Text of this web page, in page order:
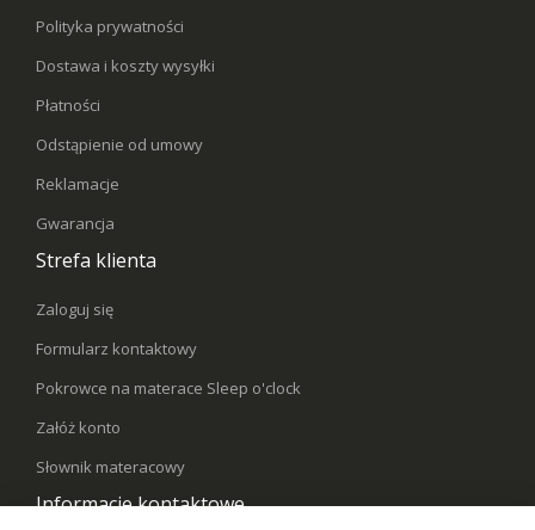
Polityka prywatności
Dostawa i koszty wysyłki
Płatności
Odstąpienie od umowy
Reklamacje
Gwarancja
Strefa klienta
Zaloguj się
Formularz kontaktowy
Pokrowce na materace Sleep o'clock
Załóż konto
Słownik materacowy
Informacje kontaktowe